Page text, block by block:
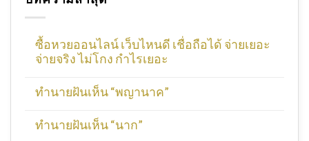
ซื้อหวยออนไลน์ เว็บไหนดี เชื่อถือได้ จ่ายเยอะ
จ่ายจริง ไม่โกง กำไรเยอะ
ทำนายฝันเห็น “พญานาค”
ทำนายฝันเห็น “นาก”